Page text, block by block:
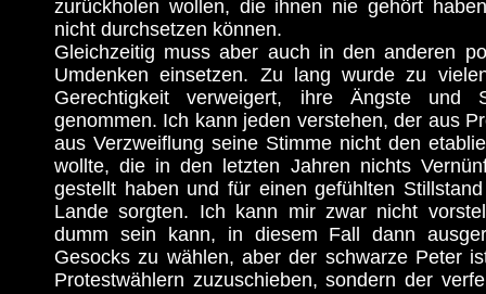
zurückholen wollen, die ihnen nie gehört
nicht durchsetzen können.
Gleichzeitig muss aber auch in den anderen
Umdenken einsetzen. Zu lang wurde zu
Gerechtigkeit verweigert, ihre Ängste und
genommen. Ich kann jeden verstehen, der aus
aus Verzweiflung seine Stimme nicht den
wollte, die in den letzten Jahren nichts
gestellt haben und für einen gefühlten
Lande sorgten. Ich kann mir zwar nicht
dumm sein kann, in diesem Fall dann
Gesocks zu wählen, aber der schwarze Peter
Protestwählern zuzuschieben, sondern der